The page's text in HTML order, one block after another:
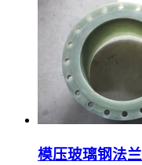
模压玻璃钢法兰